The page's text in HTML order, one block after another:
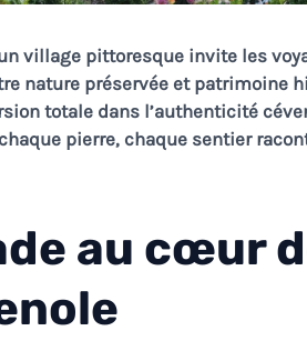
village pittoresque invite les
nature préservée et patrimoine
totale dans l’authenticité
pierre, chaque sentier
au cœur